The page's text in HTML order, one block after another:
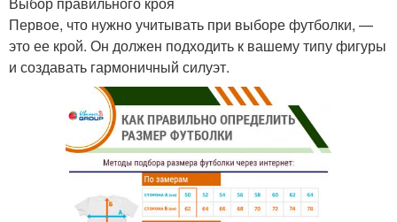
Первое, что нужно учитывать при выборе футболки, —
это ее крой. Он должен подходить к вашему типу фигуры
и создавать гармоничный силуэт.